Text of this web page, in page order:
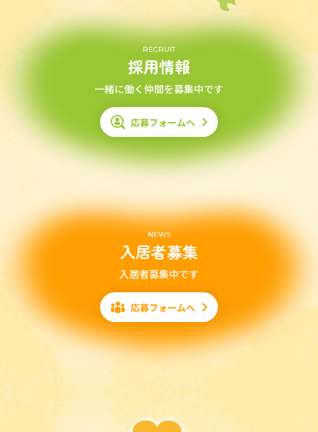
RECRUIT
採用情報
一緒に働く仲間を募集中です
応募フォームへ
NEWS
入居者募集
入居者募集中です
応募フォームへ